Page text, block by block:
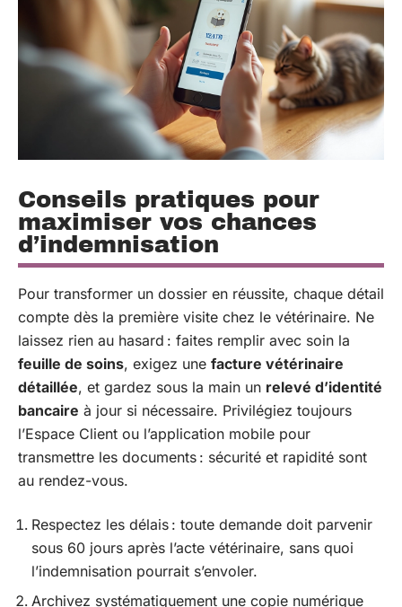
Conseils pratiques pour
maximiser vos chances
d’indemnisation
Pour transformer un dossier en réussite, chaque détail
compte dès la première visite chez le vétérinaire. Ne
laissez rien au hasard : faites remplir avec soin la
feuille de soins, exigez une facture vétérinaire
détaillée, et gardez sous la main un relevé d’identité
bancaire à jour si nécessaire. Privilégiez toujours
l’Espace Client ou l’application mobile pour
transmettre les documents : sécurité et rapidité sont
au rendez-vous.
Respectez les délais : toute demande doit parvenir
sous 60 jours après l’acte vétérinaire, sans quoi
l’indemnisation pourrait s’envoler.
Archivez systématiquement une copie numérique